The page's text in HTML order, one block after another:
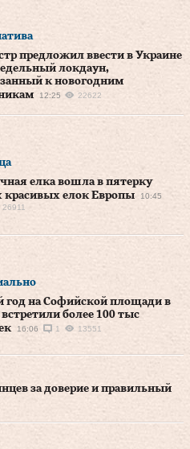
предложил ввести в Украине
локдаун,
к новогодним
12:25 22622
елка вошла в пятерку
красивых елок Европы
10:45
26911
год на Софийской площади в
более 100 тыс
16:06 1 13551
за доверие и правильный